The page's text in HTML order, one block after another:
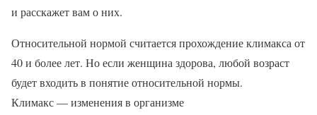
и расскажет вам о них.
Относительной нормой считается прохождение климакса от
40 и более лет. Но если женщина здорова, любой возраст
будет входить в понятие относительной нормы.
Климакс — изменения в организме